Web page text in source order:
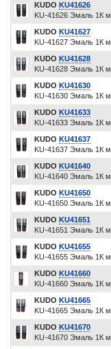
KUDO KU41626
KU-41626 Эмаль 1К
KUDO KU41627
KU-41627 Эмаль 1К
KUDO KU41628
KU-41628 Эмаль 1К
KUDO KU41630
KU-41630 Эмаль 1К
KUDO KU41633
KU-41633 Эмаль 1К
KUDO KU41637
KU-41637 Эмаль 1К
KUDO KU41640
KU-41640 Эмаль 1К
KUDO KU41650
KU-41650 Эмаль 1К
KUDO KU41651
KU-41651 Эмаль 1К
KUDO KU41655
KU-41655 Эмаль 1К
KUDO KU41660
KU-41660 Эмаль 1К
KUDO KU41665
KU-41665 Эмаль 1К
KUDO KU41670
KU-41670 Эмаль 1К